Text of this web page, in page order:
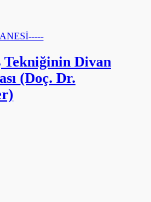
Tekniğinin Divan
(Doç. Dr.